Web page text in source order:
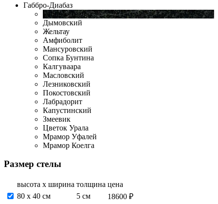
Габбро-Диабаз
Габбро-Диабаз
Дымовский
Жельтау
Амфиболит
Мансуровский
Сопка Бунтина
Калгуваара
Масловский
Лезниковский
Покостовский
Лабрадорит
Капустинский
Змеевик
Цветок Урала
Мрамор Уфалей
Мрамор Коелга
Размер стелы
высота х ширина толщина цена
80 х 40 см
5 см
18600 ₽